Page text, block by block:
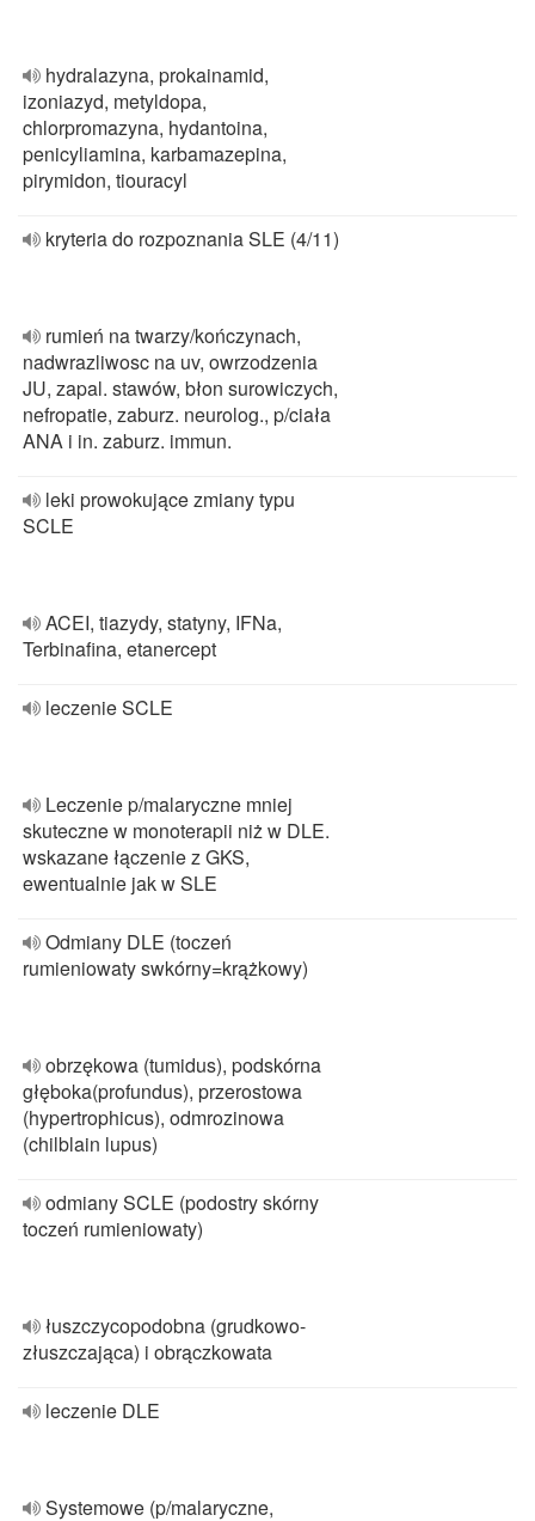
hydralazyna, prokainamid,
izoniazyd, metyldopa,
chlorpromazyna, hydantoina,
penicyliamina, karbamazepina,
pirymidon, tiouracyl
kryteria do rozpoznania SLE (4/11)
rumień na twarzy/kończynach,
nadwrazliwosc na uv, owrzodzenia
JU, zapal. stawów, błon surowiczych,
nefropatie, zaburz. neurolog., p/ciała
ANA i in. zaburz. immun.
leki prowokujące zmiany typu
SCLE
ACEI, tiazydy, statyny, IFNa,
Terbinafina, etanercept
leczenie SCLE
Leczenie p/malaryczne mniej
skuteczne w monoterapii niż w DLE.
wskazane łączenie z GKS,
ewentualnie jak w SLE
Odmiany DLE (toczeń
rumieniowaty swkórny=krążkowy)
obrzękowa (tumidus), podskórna
głęboka(profundus), przerostowa
(hypertrophicus), odmrozinowa
(chilblain lupus)
odmiany SCLE (podostry skórny
toczeń rumieniowaty)
łuszczycopodobna (grudkowo-
złuszczająca) i obrączkowata
leczenie DLE
Systemowe (p/malaryczne,